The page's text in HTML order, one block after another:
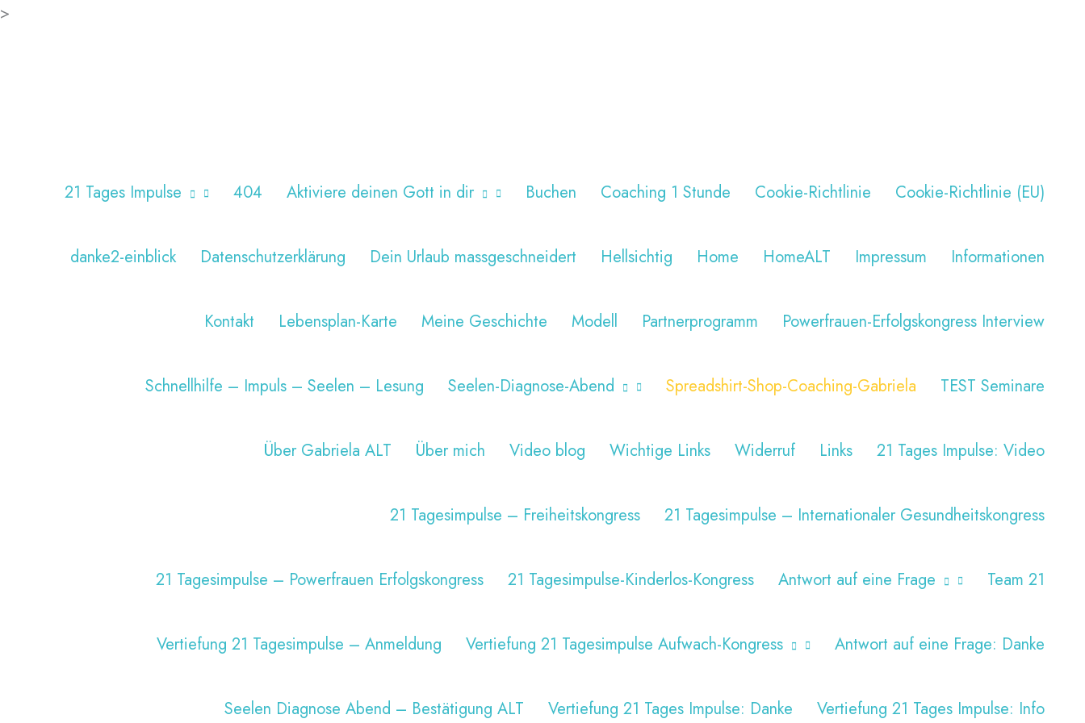
>
21 Tages Impulse 404 Aktiviere deinen Gott in dir Buchen Coaching 1 Stunde Cookie-Richtlinie Cookie-Richtlinie (EU)
danke2-einblick Datenschutzerklärung Dein Urlaub massgeschneidert Hellsichtig Home HomeALT Impressum Informationen
Kontakt Lebensplan-Karte Meine Geschichte Modell Partnerprogramm Powerfrauen-Erfolgskongress Interview
Schnellhilfe – Impuls – Seelen – Lesung Seelen-Diagnose-Abend Spreadshirt-Shop-Coaching-Gabriela TEST Seminare
Über Gabriela ALT Über mich Video blog Wichtige Links Widerruf Links 21 Tages Impulse: Video
21 Tagesimpulse – Freiheitskongress 21 Tagesimpulse – Internationaler Gesundheitskongress
21 Tagesimpulse – Powerfrauen Erfolgskongress 21 Tagesimpulse-Kinderlos-Kongress Antwort auf eine Frage Team 21
Vertiefung 21 Tagesimpulse – Anmeldung Vertiefung 21 Tagesimpulse Aufwach-Kongress Antwort auf eine Frage: Danke
Seelen Diagnose Abend – Bestätigung ALT Vertiefung 21 Tages Impulse: Danke Vertiefung 21 Tages Impulse: Info